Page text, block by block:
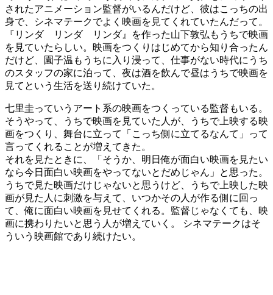
されたアニメーション監督がいるんだけど、彼はこっちの出
身で、シネマテークでよく映画を見てくれていたんだって。
『リンダ リンダ リンダ』を作った山下敦弘もうちで映画
を見ていたらしい。映画をつくりはじめてから知り合ったん
だけど、園子温もうちに入り浸って、仕事がない時代にうち
のスタッフの家に泊って、夜は酒を飲んで昼はうちで映画を
見てという生活を送り続けていた。
七里圭っていうアート系の映画をつくっている監督もいる。
そうやって、うちで映画を見ていた人が、うちで上映する映
画をつくり、舞台に立って「こっち側に立てるなんて」って
言ってくれることが増えてきた。
それを見たときに、「そうか、明日俺が面白い映画を見たい
なら今日面白い映画をやってないとだめじゃん」と思った。
うちで見た映画だけじゃないと思うけど、うちで上映した映
画が見た人に刺激を与えて、いつかその人が作る側に回っ
て、俺に面白い映画を見せてくれる。監督じゃなくても、映
画に携わりたいと思う人が増えていく。 シネマテークはそ
ういう映画館であり続けたい。